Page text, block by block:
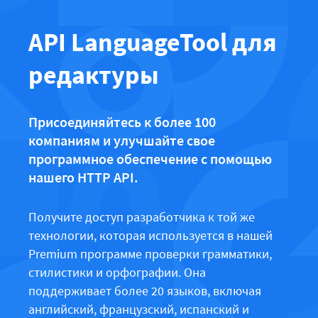
Блог
Справка
Конфиденциальность
Условия и положения
Правовая информация
API LanguageTool для
редактуры
Присоединяйтесь к более 100
компаниям и улучшайте свое
программное обеспечение с помощью
нашего HTTP API.
Получите доступ разработчика к той же
технологии, которая используется в нашей
Premium программе проверки грамматики,
стилистики и орфографии. Она
поддерживает более 20 языков, включая
английский, французский, испанский и